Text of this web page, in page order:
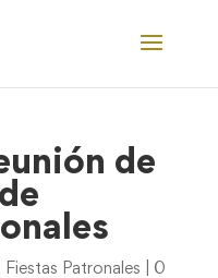
de
Fiestas Patronales
0